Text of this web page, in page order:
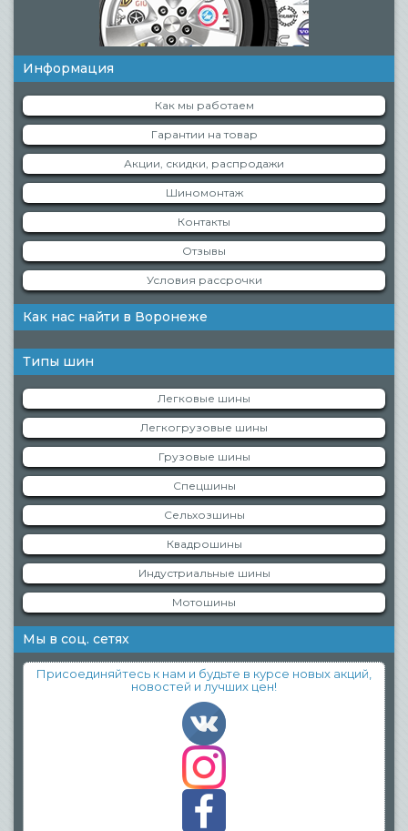
Информация
Как мы работаем
Гарантии на товар
Акции, скидки, распродажи
Шиномонтаж
Контакты
Отзывы
Условия рассрочки
Как нас найти в Воронеже
Типы шин
Легковые шины
Легкогрузовые шины
Грузовые шины
Спецшины
Сельхозшины
Квадрошины
Индустриальные шины
Мотошины
Мы в соц. сетях
Присоединяйтесь к нам и будьте в курсе новых акций,
новостей и лучших цен!